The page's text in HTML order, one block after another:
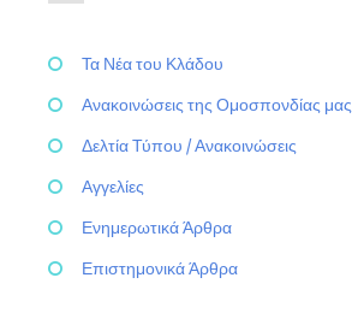
Τα Νέα του Κλάδου
Ανακοινώσεις της Ομοσπονδίας μας
Δελτία Τύπου / Ανακοινώσεις
Αγγελίες
Ενημερωτικά Άρθρα
Επιστημονικά Άρθρα